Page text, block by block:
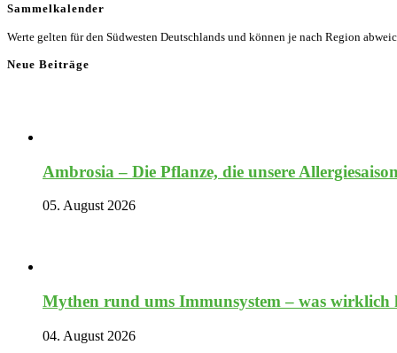
Sammelkalender
Werte gelten für den Südwesten Deutschlands und können je nach Region
Neue Beiträge
Ambrosia – Die Pflanze, die unsere
05. August 2026
Mythen rund ums Immunsystem – was
04. August 2026